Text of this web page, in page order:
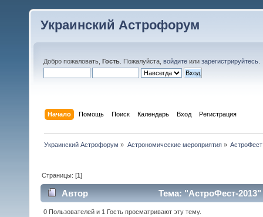
Украинский Астрофорум
Добро пожаловать, Гость . Пожалуйста, войдите или зарегистрируйтесь
Начало Помощь Поиск Календарь Вход Регистрация
Украинский Астрофорум » Астрономические мероприятия» АстроФест
Страницы: [1]
Автор Тема: "АстроФест-
0 Пользователей и 1 Гость просматривают эту тему.